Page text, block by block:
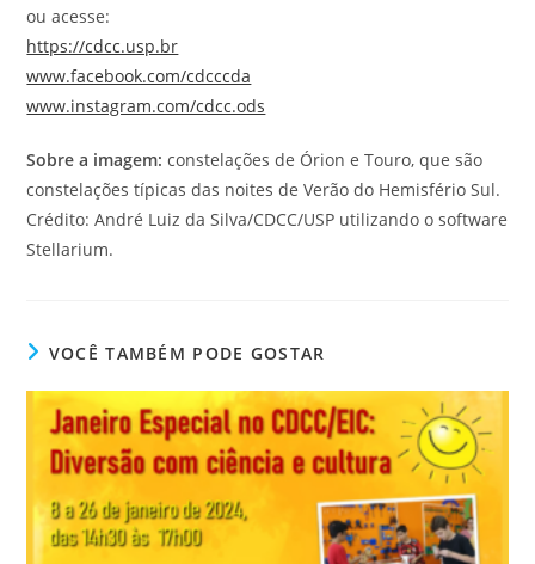
ou acesse:
https://cdcc.usp.br
www.facebook.com/cdcccda
www.instagram.com/cdcc.ods
Sobre a imagem:constelações de Órion e Touro, que são
constelações típicas das noites de Verão do Hemisfério Sul.
Crédito: André Luiz da Silva/CDCC/USP utilizando o software
Stellarium.
VOCÊ TAMBÉM PODE GOSTAR